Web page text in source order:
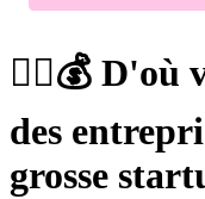
🕵️‍♀️💰 D'où
des
grosse